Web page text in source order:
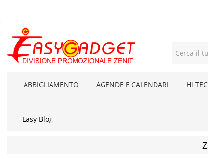
ABBIGLIAMENTO AGENDE E CALENDARI Hi
Easy Blog